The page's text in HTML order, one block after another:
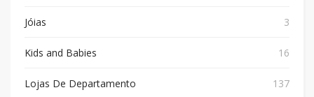
Jóias 3
Kids and Babies 16
Lojas De Departamento 137